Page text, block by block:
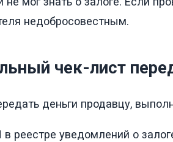
недобросовестным.
чек-лист
деньги продавцу,
в реестре уведомлений о